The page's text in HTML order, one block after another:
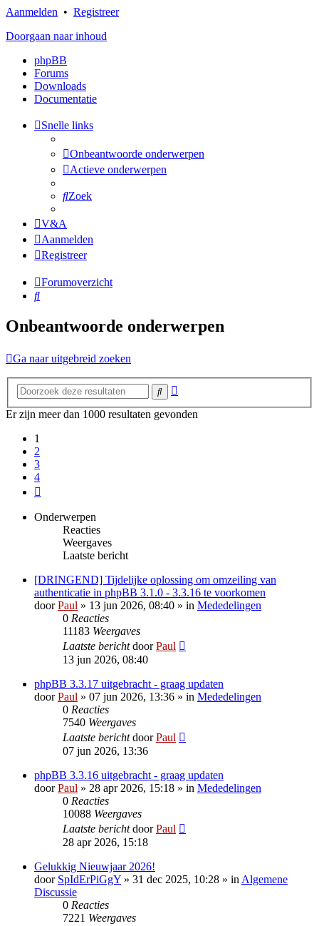
Aanmelden • Registreer
Doorgaan naar inhoud
phpBB
Forums
Downloads
Documentatie
Snelle links
Onbeantwoorde onderwerpen
Actieve onderwerpen
Zoek
V&A
Aanmelden
Registreer
Forumoverzicht
Zoek
Onbeantwoorde onderwerpen
Ga naar uitgebreid zoeken
Zoek
Er zijn meer dan 1000 resultaten gevonden
1
2
3
4
Onderwerpen
Reacties
Weergaves
Laatste bericht
[DRINGEND] Tijdelijke oplossing om omzeiling van
authenticatie in phpBB 3.1.0 - 3.3.16 te voorkomen
doorPaul » 13 jun 2026, 08:40 » in Mededelingen
0 Reacties
11183 Weergaves
Laatste berichtdoorPaul
13 jun 2026, 08:40
phpBB 3.3.17 uitgebracht - graag updaten
doorPaul » 07 jun 2026, 13:36 » in Mededelingen
0 Reacties
7540 Weergaves
Laatste berichtdoorPaul
07 jun 2026, 13:36
phpBB 3.3.16 uitgebracht - graag updaten
doorPaul » 28 apr 2026, 15:18 » in Mededelingen
0 Reacties
10088 Weergaves
Laatste berichtdoorPaul
28 apr 2026, 15:18
Gelukkig Nieuwjaar 2026!
door SpIdErPiGgY » 31 dec 2025, 10:28 » inAlgemene
Discussie
0 Reacties
7221 Weergaves